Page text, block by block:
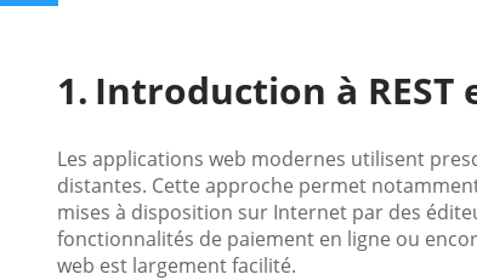
Introduction à
Les applications web modernes utilisent
distantes. Cette approche permet
mises à disposition sur Internet par des
fonctionnalités de paiement en ligne ou
web est largement facilité.